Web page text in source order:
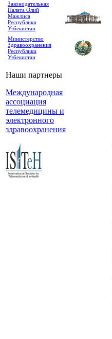
Законодательная
Палата Олий
Мажлиса
Республики
Узбекистан
Министерство
Здравоохранения
Республики
Узбекистан
Наши партнеры
Международная
ассоциация
телемедицины и
электронного
здравоохранения